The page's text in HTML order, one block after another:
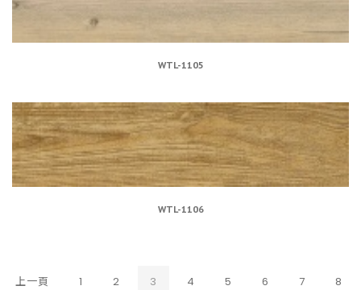
WTL-1105
WTL-1106
上一頁 1 2 3 (CURRENT)
4 5 6 7
8